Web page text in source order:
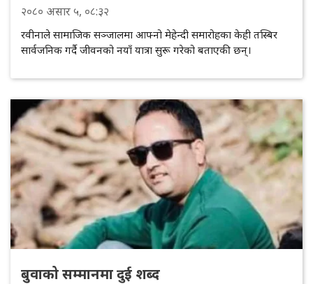
२०८० असार५, ०८:३२
रवीनाले सामाजिक सञ्जालमा आफ्नो मेहेन्दी समारोहका केही तस्बिर
सार्वजनिक गर्दै जीवनको नयाँ यात्रा सुरू गरेको बताएकी छन्।
बुवाको सम्मानमा दुई शब्द